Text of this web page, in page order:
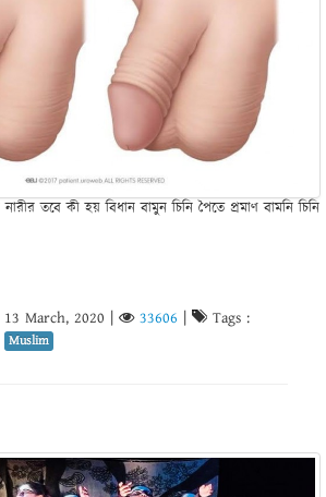
তবে কী হয় বিধান বামুন চিনি পৈতে প্রমাণ বামনি চিনি
13 March, 2020 | 33606 | Tags :
Muslim